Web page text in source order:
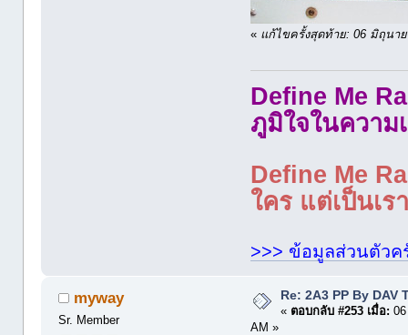
« แก้ไขครั้งสุดท้าย: 06 มิถุนา
Define Me
ภูมิใจในความ
Define Me
ใคร แต่เป็นเ
>>> ข้อมูลส่วนตัวค
myway
Sr. Member
Re: 2A3 PP By DAV
« ตอบกลับ #253 เมื่อ:
AM »